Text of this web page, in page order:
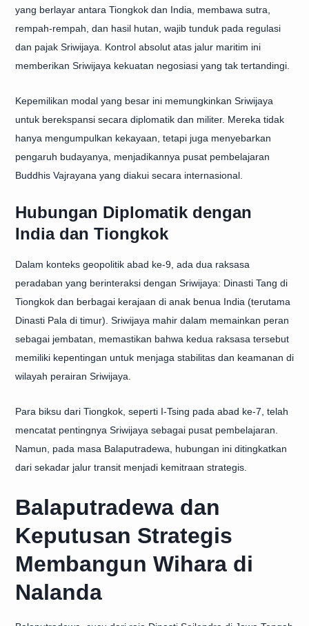
yang berlayar antara Tiongkok dan India, membawa sutra,
rempah-rempah, dan hasil hutan, wajib tunduk pada regulasi
dan pajak Sriwijaya. Kontrol absolut atas jalur maritim ini
memberikan Sriwijaya kekuatan negosiasi yang tak tertandingi.
Kepemilikan modal yang besar ini memungkinkan Sriwijaya
untuk berekspansi secara diplomatik dan militer. Mereka tidak
hanya mengumpulkan kekayaan, tetapi juga menyebarkan
pengaruh budayanya, menjadikannya pusat pembelajaran
Buddhis Vajrayana yang diakui secara internasional.
Hubungan Diplomatik dengan
India dan Tiongkok
Dalam konteks geopolitik abad ke-9, ada dua raksasa
peradaban yang berinteraksi dengan Sriwijaya: Dinasti Tang di
Tiongkok dan berbagai kerajaan di anak benua India (terutama
Dinasti Pala di timur). Sriwijaya mahir dalam memainkan peran
sebagai jembatan, memastikan bahwa kedua raksasa tersebut
memiliki kepentingan untuk menjaga stabilitas dan keamanan di
wilayah perairan Sriwijaya.
Para biksu dari Tiongkok, seperti I-Tsing pada abad ke-7, telah
mencatat pentingnya Sriwijaya sebagai pusat pembelajaran.
Namun, pada masa Balaputradewa, hubungan ini ditingkatkan
dari sekadar jalur transit menjadi kemitraan strategis.
Balaputradewa dan
Keputusan Strategis
Membangun Wihara di
Nalanda